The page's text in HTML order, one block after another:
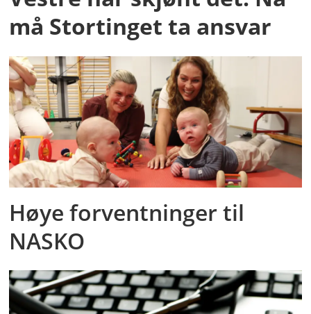
må Stortinget ta ansvar
Høye forventninger til
NASKO